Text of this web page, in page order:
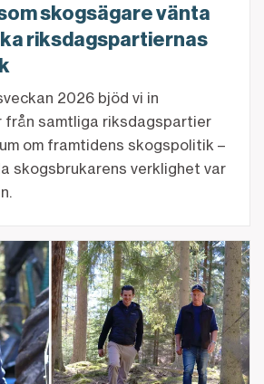
skogsägare vänta
riksdagspartiernas
2026 bjöd vi in
från samtliga riksdagspartier
om framtidens skogspolitik –
skogsbrukarens verklighet var